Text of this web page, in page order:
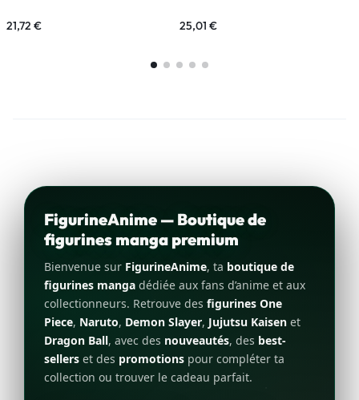
21,72 € 25,01 €
FigurineAnime — Boutique de
figurines manga premium
Bienvenue sur FigurineAnime, ta boutique de
figurines manga dédiée aux fans d’anime et aux
collectionneurs. Retrouve des figurines One
Piece, Naruto, Demon Slayer, Jujutsu Kaisen et
Dragon Ball, avec des nouveautés, des best-
sellers et des promotions pour compléter ta
collection ou trouver le cadeau parfait.